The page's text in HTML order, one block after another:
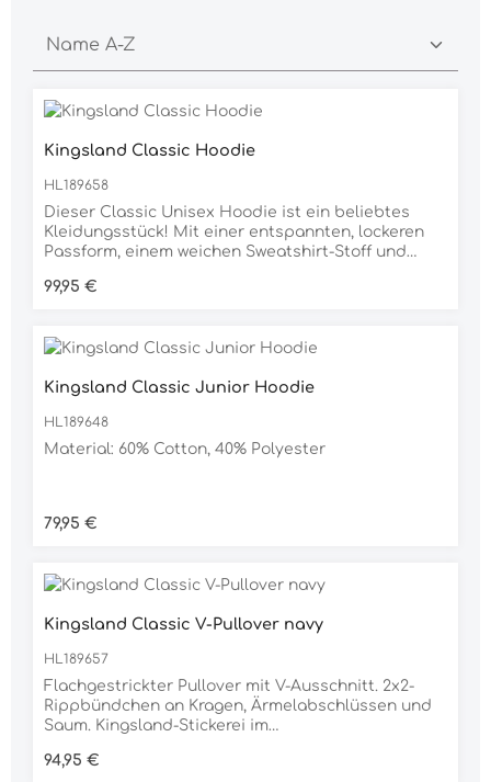
Kingsland Classic Hoodie
HL189658
Dieser Classic Unisex Hoodie ist ein beliebtes
Kleidungsstück! Mit einer entspannten, lockeren
Passform, einem weichen Sweatshirt-Stoff und
Wärme kann es kaum bequemer werden.Unsere
zu wählen.Unsere Unisex-Artikel können etwas
kleiner als üblich zu wählen.Material60%
Regulärer Preis:
99,95 €
Kingsland Classic Junior Hoodie
HL189648
Material: 60% Cotton, 40% Polyester
Regulärer Preis:
79,95 €
Kingsland Classic V-Pullover navy
HL189657
Flachgestrickter Pullover mit V-Ausschnitt. 2x2-
Rippbündchen an Kragen, Ärmelabschlüssen und
Saum. Kingsland-Stickerei im
seitlich am linken Saum.Material80% Cotton
Regulärer Preis:
94,95 €